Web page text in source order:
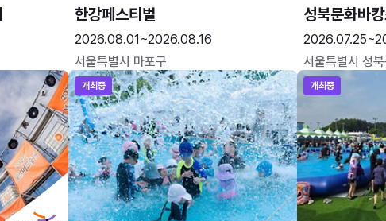
한강페스티벌
2026.08.01~2026.08.16
서울특별시 마포구
성북문화바
서울특별시 성
개최중 개최중